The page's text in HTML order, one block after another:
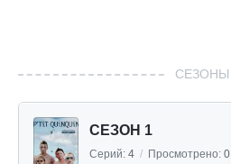
СЕЗОНЫ
СЕЗОН 1
Серий: 4 / Просмотрено: 0